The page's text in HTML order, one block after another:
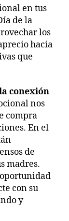
en tus
de la
los
hacia
que
conexión
nos
compra
En el
de
madres.
con su
y